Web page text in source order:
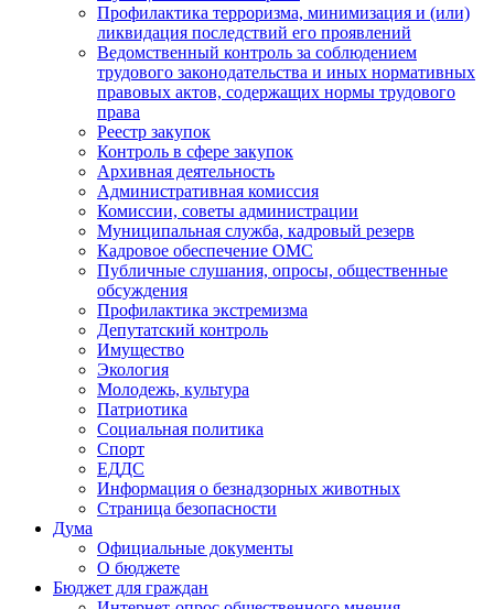
Профилактика терроризма, минимизация и (или)
ликвидация последствий его проявлений
Ведомственный контроль за соблюдением
трудового законодательства и иных нормативных
правовых актов, содержащих нормы трудового
права
Реестр закупок
Контроль в сфере закупок
Архивная деятельность
Административная комиссия
Комиссии, советы администрации
Муниципальная служба, кадровый резерв
Кадровое обеспечение ОМС
Публичные слушания, опросы, общественные
обсуждения
Профилактика экстремизма
Депутатский контроль
Имущество
Экология
Молодежь, культура
Патриотика
Социальная политика
Спорт
ЕДДС
Информация о безнадзорных животных
Страница безопасности
Дума
Официальные документы
О бюджете
Бюджет для граждан